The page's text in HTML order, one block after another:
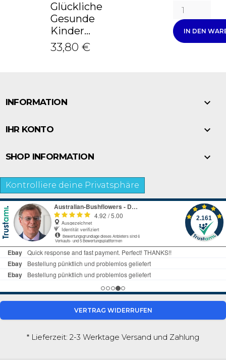
Glückliche
Gesunde
Kinder...
33,80 €
IN DEN
INFORMATION 
IHR KONTO 
SHOP INFORMATION 
Kontrolliere deine Privatsphäre
VERTRAG WIDERRUFEN
* Lieferzeit: 2-3 Werktage Versand und Zahlung